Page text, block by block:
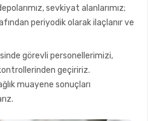
sevkiyat alanlarımız;
periyodik olarak ilaçlanır ve
görevli personellerimizi,
geçiririz.
muayene sonuçları